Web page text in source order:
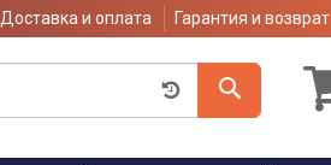
Доставка и оплата Гарантия и возврат